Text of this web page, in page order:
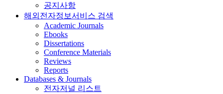
공지사항
해외전자정보서비스 검색
Academic Journals
Ebooks
Dissertations
Conference Materials
Reviews
Reports
Databases & Journals
전자저널 리스트